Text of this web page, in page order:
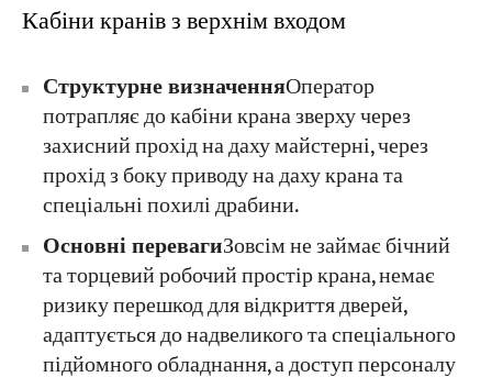
Кабіни кранів з верхнім входом
Структурне визначенняОператор
потрапляє до кабіни крана зверху через
захисний прохід на даху майстерні, через
прохід з боку приводу на даху крана та
спеціальні похилі драбини.
Основні перевагиЗовсім не займає бічний
та торцевий робочий простір крана, немає
ризику перешкод для відкриття дверей,
адаптується до надвеликого та спеціального
підйомного обладнання, а доступ персоналу